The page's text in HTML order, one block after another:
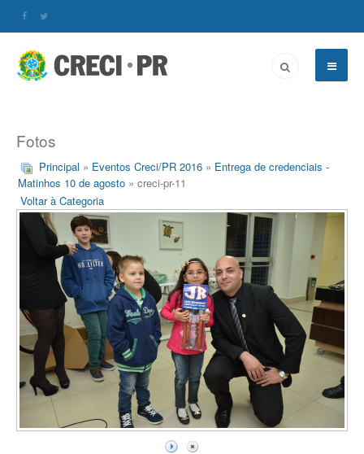
Fotos
Principal » Eventos Creci/PR 2016 » Entrega de credenciais -
Matinhos 10 de agosto » creci-pr-11
Voltar à Categoria